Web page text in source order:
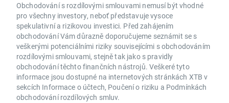
Obchodování s rozdílovými smlouvami nemusí být vhodné
pro všechny investory, neboť představuje vysoce
spekulativní a rizikovou investici. Před zahájením
obchodování Vám důrazně doporučujeme seznámit se s
veškerými potenciálními riziky souvisejícími s obchodováním
rozdílovými smlouvami, stejně tak jako s pravidly
obchodování těchto finančních nástrojů. Veškeré tyto
informace jsou dostupné na internetových stránkách XTB v
sekcích Informace o účtech, Poučení o riziku a Podmínkách
obchodování rozdílových smluv.